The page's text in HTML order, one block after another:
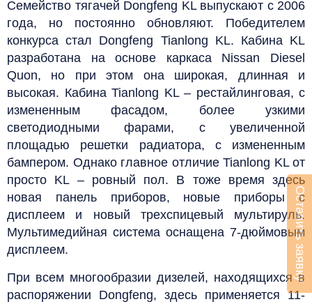
Семейство тягачей Dongfeng KL выпускают с 2006
года, но постоянно обновляют. Победителем
конкурса стал Dongfeng Tianlong KL. Кабина KL
разработана на основе каркаса Nissan Diesel
Quon, но при этом она широкая, длинная и
высокая. Кабина Tianlong KL – рестайлинговая, с
измененным фасадом, более узкими
светодиодными фарами, с увеличенной
площадью решетки радиатора, с измененным
бампером. Однако главное отличие Tianlong KL от
просто KL – ровный пол. В тоже время здесь
новая панель приборов, новые приборы с
дисплеем и новый трехспицевый мультируль.
Мультимедийная система оснащена 7-дюймовым
дисплеем.
При всем многообразии дизелей, находящихся в
распоряжении Dongfeng, здесь применяется 11-
Оставить заявку